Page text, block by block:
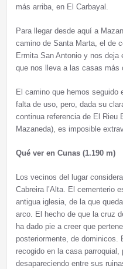
más arriba, en El Carbayal.
Para llegar desde aquí a
camino de Santa Marta, el de
Ermita San Antonio y nos
que nos lleva a las casas más
El camino que hemos seguido
falta de uso, pero, dada su
continua referencia de El Rieu
Mazaneda), es imposible
Qué ver en Cunas (1.190 m)
Los vecinos del lugar
Cabreira l’Alta. El cementerio
antigua iglesia, de la que
arco. El hecho de que la cruz
ha dado pie a creer que
posteriormente, de dominicos.
recogido en la casa parroquial,
desapareciendo entre sus